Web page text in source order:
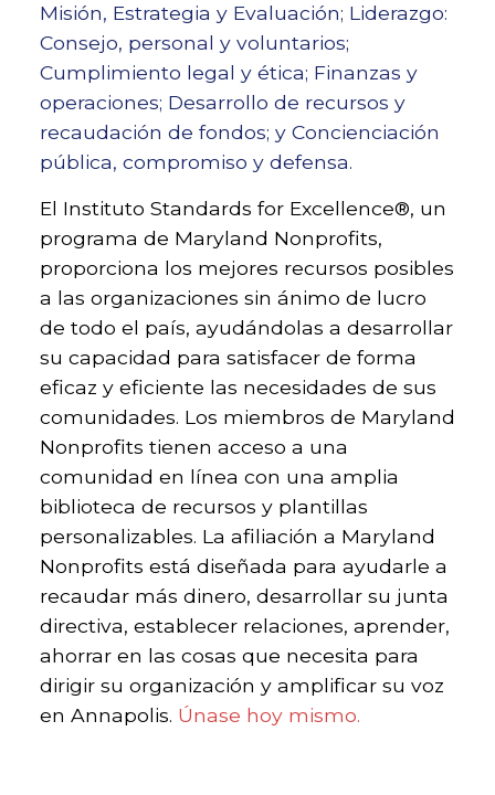
Misión, Estrategia y Evaluación; Liderazgo:
Consejo, personal y voluntarios;
Cumplimiento legal y ética; Finanzas y
operaciones; Desarrollo de recursos y
recaudación de fondos; y Concienciación
pública, compromiso y defensa.
El Instituto Standards for Excellence®, un
programa de Maryland Nonprofits,
proporciona los mejores recursos posibles
a las organizaciones sin ánimo de lucro
de todo el país, ayudándolas a desarrollar
su capacidad para satisfacer de forma
eficaz y eficiente las necesidades de sus
comunidades. Los miembros de Maryland
Nonprofits tienen acceso a una
comunidad en línea con una amplia
biblioteca de recursos y plantillas
personalizables. La afiliación a Maryland
Nonprofits está diseñada para ayudarle a
recaudar más dinero, desarrollar su junta
directiva, establecer relaciones, aprender,
ahorrar en las cosas que necesita para
dirigir su organización y amplificar su voz
en Annapolis. Únase hoy mismo.